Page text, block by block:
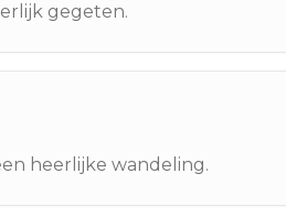
gegeten.
heerlijke wandeling.